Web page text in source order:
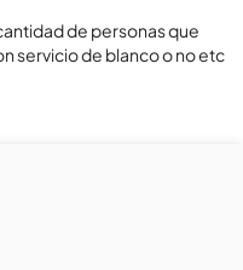
de personas que
servicio de blanco o no etc